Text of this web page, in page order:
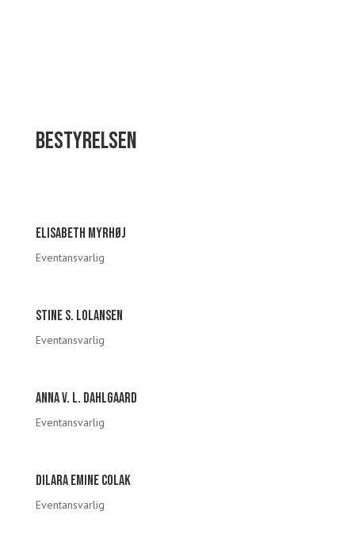
Bestyrelsen
Elisabeth myrhøj
Eventansvarlig
Stine s. lolansen
Eventansvarlig
Anna V. L. dahlgaard
Eventansvarlig
Dilara Emine Colak
Eventansvarlig